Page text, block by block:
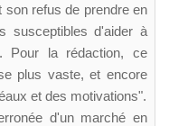
son refus de prendre en
susceptibles d'aider à
Pour la rédaction, ce
plus vaste, et encore
et des motivations".
d'un marché en